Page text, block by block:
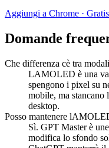
Aggiungi a Chrome · Gratis
Domande
Che differenza cè tra
LAMOLED è una
spengono i pixel su
mobile, ma stancano
desktop.
Posso mantenere
Sì. GPT Master è
modifica lo sfondo